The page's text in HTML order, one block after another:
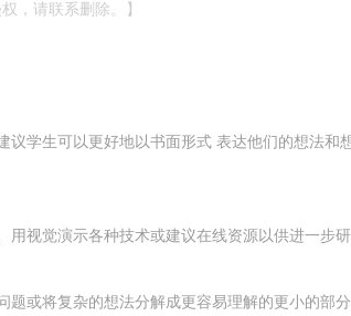
，请联系删除。】
学生可以更好地以书面形式 表达他们的想法和
视觉演示各种技术或建议在线资源以供进一步
或将复杂的想法分解成更容易理解的更小的部分